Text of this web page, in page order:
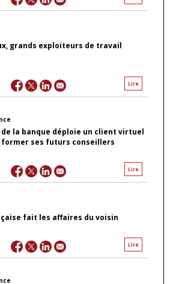
grands exploiteurs de travail
Lire
de la banque déploie un client virtuel
former ses futurs conseillers
Lire
fait les affaires du voisin
Lire